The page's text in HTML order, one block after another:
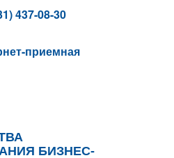
437-08-30
приемная
БИЗНЕС-